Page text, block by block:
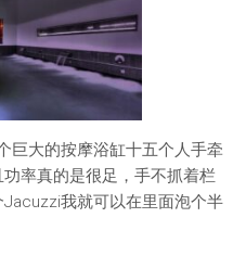
巨大的按摩浴缸十五个人手牵
率真的是很足，手不抓着栏
我就可以在里面泡个半